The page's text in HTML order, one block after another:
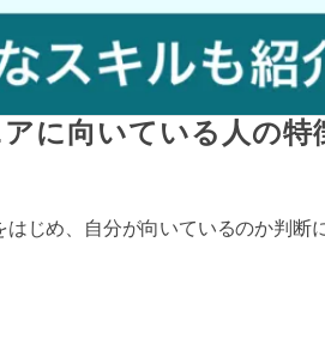
に向いている人の特
じめ、自分が向いているのか判断